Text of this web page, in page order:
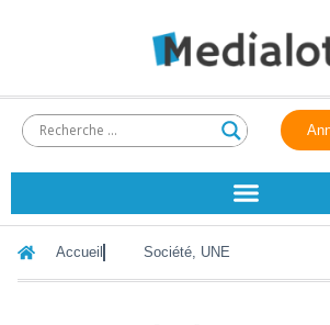
Accueil Société, UNE